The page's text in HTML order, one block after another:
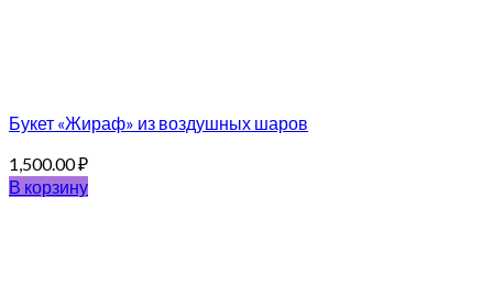
Букет «Жираф» из воздушных шаров
1,500.00₽
В корзину